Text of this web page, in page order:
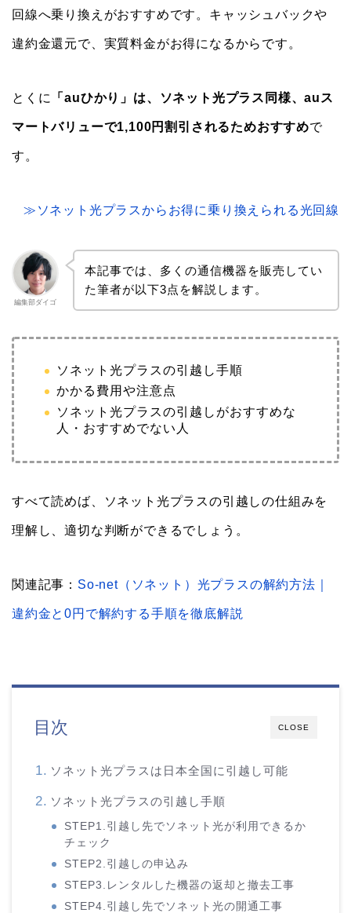
回線へ乗り換えがおすすめです。キャッシュバックや
違約金還元で、実質料金がお得になるからです。
とくに 「auひかり」は、ソネット光プラス同様、auス
マートバリューで1,100円割引されるためおすすめで
す。
≫ソネット光プラスからお得に乗り換えられる光回線
編集部ダイゴ
本記事では、多くの通信機器を販売してい
た筆者が以下3点を解説します。
ソネット光プラスの引越し手順
かかる費用や注意点
ソネット光プラスの引越しがおすすめな
人・おすすめでない人
すべて読めば、ソネット光プラスの引越しの仕組みを
理解し、適切な判断ができるでしょう。
関連記事： So-net（ソネット）光プラスの解約方法｜
違約金と0円で解約する手順を徹底解説
CLOSE
目次
ソネット光プラスは日本全国に引越し可能
ソネット光プラスの引越し手順
STEP1.引越し先でソネット光が利用できるか
チェック
STEP2.引越しの申込み
STEP3.レンタルした機器の返却と撤去工事
STEP4.引越し先でソネット光の開通工事